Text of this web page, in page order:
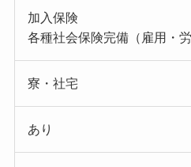
加入保険
各種社会保険完備（雇用・
寮・社宅
あり